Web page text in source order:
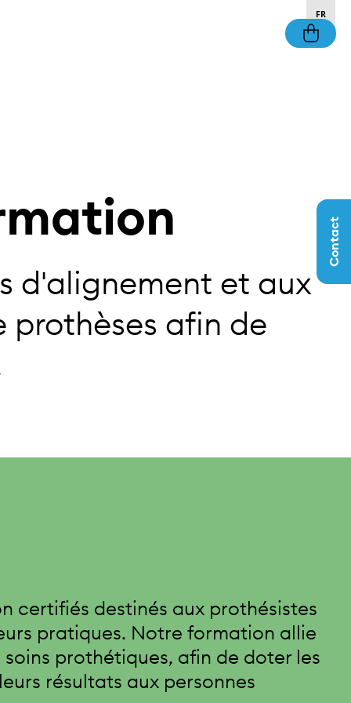
Contact
d'alignement et aux
prothèses afin de
certifiés destinés aux prothésistes
pratiques. Notre formation allie
prothétiques, afin de doter les
résultats aux personnes
FR